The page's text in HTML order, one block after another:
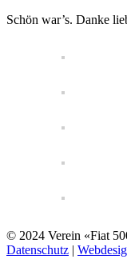
Schön war’s. Danke
© 2024 Verein «Fiat
Datenschutz |